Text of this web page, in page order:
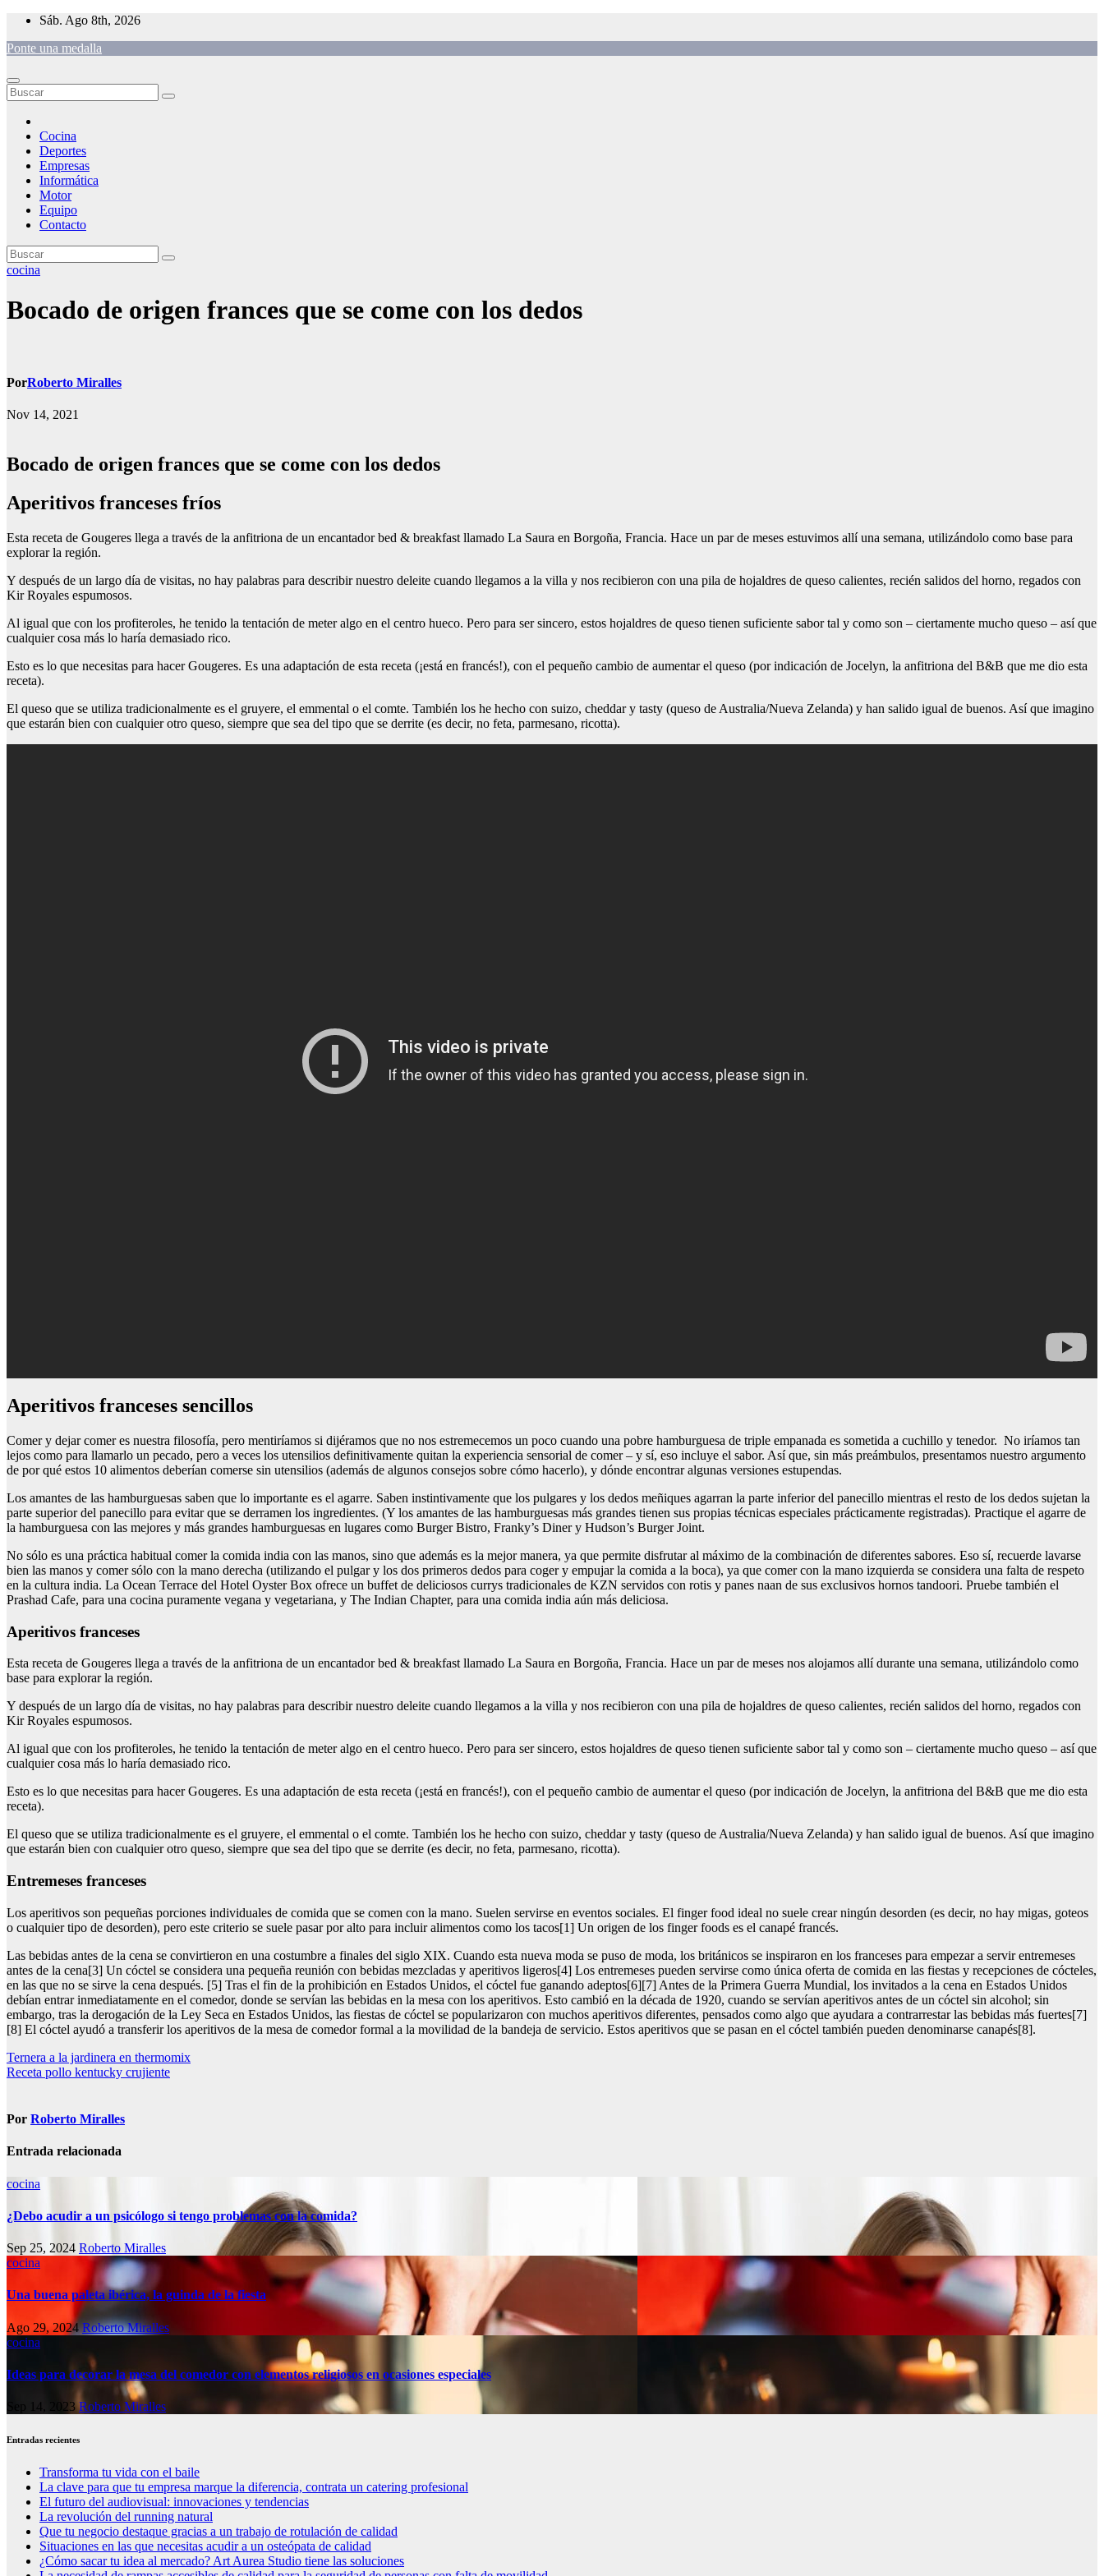
Saltar
contenido
Sáb. Ago 8th, 2026
Ponte una medalla
Cocina
Deportes
Empresas
Informática
Motor
Equipo
Contacto
cocina
Bocado de origen frances que se come con los dedos
PorRoberto Miralles
Nov 14, 2021
Bocado de origen frances que se come con los dedos
Aperitivos franceses fríos
Esta receta de Gougeres llega a través de la anfitriona de un encantador bed & breakfast llamado La Saura en Borgoña, Francia. Hace un par de meses estuvimos allí una semana, utilizándolo como base para
explorar la región.
Y después de un largo día de visitas, no hay palabras para describir nuestro deleite cuando llegamos a la villa y nos recibieron con una pila de hojaldres de queso calientes, recién salidos del horno, regados con
Kir Royales espumosos.
Al igual que con los profiteroles, he tenido la tentación de meter algo en el centro hueco. Pero para ser sincero, estos hojaldres de queso tienen suficiente sabor tal y como son – ciertamente mucho queso – así que
cualquier cosa más lo haría demasiado rico.
Esto es lo que necesitas para hacer Gougeres. Es una adaptación de esta receta (¡está en francés!), con el pequeño cambio de aumentar el queso (por indicación de Jocelyn, la anfitriona del B&B que me dio esta
receta).
El queso que se utiliza tradicionalmente es el gruyere, el emmental o el comte. También los he hecho con suizo, cheddar y tasty (queso de Australia/Nueva Zelanda) y han salido igual de buenos. Así que imagino
que estarán bien con cualquier otro queso, siempre que sea del tipo que se derrite (es decir, no feta, parmesano, ricotta).
Aperitivos franceses sencillos
Comer y dejar comer es nuestra filosofía, pero mentiríamos si dijéramos que no nos estremecemos un poco cuando una pobre hamburguesa de triple empanada es sometida a cuchillo y tenedor. No iríamos tan
lejos como para llamarlo un pecado, pero a veces los utensilios definitivamente quitan la experiencia sensorial de comer – y sí, eso incluye el sabor. Así que, sin más preámbulos, presentamos nuestro argumento
de por qué estos 10 alimentos deberían comerse sin utensilios (además de algunos consejos sobre cómo hacerlo), y dónde encontrar algunas versiones estupendas.
Los amantes de las hamburguesas saben que lo importante es el agarre. Saben instintivamente que los pulgares y los dedos meñiques agarran la parte inferior del panecillo mientras el resto de los dedos sujetan la
parte superior del panecillo para evitar que se derramen los ingredientes. (Y los amantes de las hamburguesas más grandes tienen sus propias técnicas especiales prácticamente registradas). Practique el agarre de
la hamburguesa con las mejores y más grandes hamburguesas en lugares como Burger Bistro, Franky’s Diner y Hudson’s Burger Joint.
No sólo es una práctica habitual comer la comida india con las manos, sino que además es la mejor manera, ya que permite disfrutar al máximo de la combinación de diferentes sabores. Eso sí, recuerde lavarse
bien las manos y comer sólo con la mano derecha (utilizando el pulgar y los dos primeros dedos para coger y empujar la comida a la boca), ya que comer con la mano izquierda se considera una falta de respeto
en la cultura india. La Ocean Terrace del Hotel Oyster Box ofrece un buffet de deliciosos currys tradicionales de KZN servidos con rotis y panes naan de sus exclusivos hornos tandoori. Pruebe también el
Prashad Cafe, para una cocina puramente vegana y vegetariana, y The Indian Chapter, para una comida india aún más deliciosa.
Aperitivos franceses
Esta receta de Gougeres llega a través de la anfitriona de un encantador bed & breakfast llamado La Saura en Borgoña, Francia. Hace un par de meses nos alojamos allí durante una semana, utilizándolo como
base para explorar la región.
Y después de un largo día de visitas, no hay palabras para describir nuestro deleite cuando llegamos a la villa y nos recibieron con una pila de hojaldres de queso calientes, recién salidos del horno, regados con
Kir Royales espumosos.
Al igual que con los profiteroles, he tenido la tentación de meter algo en el centro hueco. Pero para ser sincero, estos hojaldres de queso tienen suficiente sabor tal y como son – ciertamente mucho queso – así que
cualquier cosa más lo haría demasiado rico.
Esto es lo que necesitas para hacer Gougeres. Es una adaptación de esta receta (¡está en francés!), con el pequeño cambio de aumentar el queso (por indicación de Jocelyn, la anfitriona del B&B que me dio esta
receta).
El queso que se utiliza tradicionalmente es el gruyere, el emmental o el comte. También los he hecho con suizo, cheddar y tasty (queso de Australia/Nueva Zelanda) y han salido igual de buenos. Así que imagino
que estarán bien con cualquier otro queso, siempre que sea del tipo que se derrite (es decir, no feta, parmesano, ricotta).
Entremeses franceses
Los aperitivos son pequeñas porciones individuales de comida que se comen con la mano. Suelen servirse en eventos sociales. El finger food ideal no suele crear ningún desorden (es decir, no hay migas, goteos
o cualquier tipo de desorden), pero este criterio se suele pasar por alto para incluir alimentos como los tacos[1] Un origen de los finger foods es el canapé francés.
Las bebidas antes de la cena se convirtieron en una costumbre a finales del siglo XIX. Cuando esta nueva moda se puso de moda, los británicos se inspiraron en los franceses para empezar a servir entremeses
antes de la cena[3] Un cóctel se considera una pequeña reunión con bebidas mezcladas y aperitivos ligeros[4] Los entremeses pueden servirse como única oferta de comida en las fiestas y recepciones de cócteles,
en las que no se sirve la cena después. [5] Tras el fin de la prohibición en Estados Unidos, el cóctel fue ganando adeptos[6][7] Antes de la Primera Guerra Mundial, los invitados a la cena en Estados Unidos
debían entrar inmediatamente en el comedor, donde se servían las bebidas en la mesa con los aperitivos. Esto cambió en la década de 1920, cuando se servían aperitivos antes de un cóctel sin alcohol; sin
embargo, tras la derogación de la Ley Seca en Estados Unidos, las fiestas de cóctel se popularizaron con muchos aperitivos diferentes, pensados como algo que ayudara a contrarrestar las bebidas más fuertes[7]
[8] El cóctel ayudó a transferir los aperitivos de la mesa de comedor formal a la movilidad de la bandeja de servicio. Estos aperitivos que se pasan en el cóctel también pueden denominarse canapés[8].
Navegación
de
Ternera a la jardinera en thermomix
Receta pollo kentucky crujiente
Por Roberto Miralles
Entrada relacionada
cocina
¿Debo acudir a un psicólogo si tengo problemas con la comida?
Sep 25, 2024 Roberto Miralles
cocina
Una buena paleta ibérica, la guinda de la fiesta
Ago 29, 2024Roberto Miralles
cocina
Ideas para decorar la mesa del comedor con elementos religiosos en ocasiones especiales
Sep 14, 2023Roberto Miralles
Entradas recientes
Transforma tu vida con el baile
La clave para que tu empresa marque la diferencia, contrata un catering profesional
El futuro del audiovisual: innovaciones y tendencias
La revolución del running natural
Que tu negocio destaque gracias a un trabajo de rotulación de calidad
Situaciones en las que necesitas acudir a un osteópata de calidad
¿Cómo sacar tu idea al mercado? Art Aurea Studio tiene las soluciones